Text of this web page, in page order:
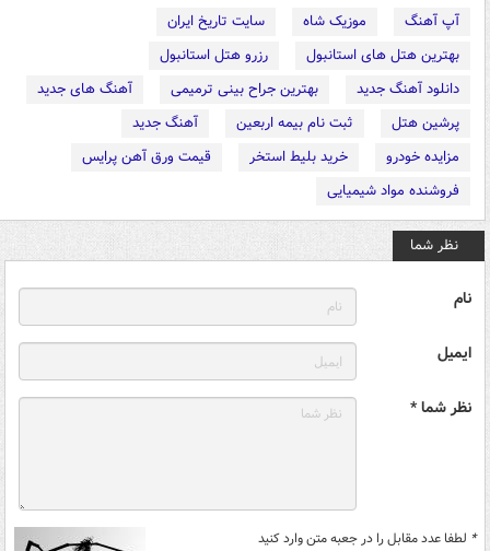
آپ آهنگ موزیک شاه
سایت تاریخ ایران
بهترین هتل های استانبول
رزرو هتل استانبول
دانلود آهنگ جدید
بهترین جراح بینی ترمیمی
آهنگ های جدید
پرشین هتل
ثبت نام بیمه اربعین
آهنگ جدید
مزایده خودرو
خرید بلیط استخر
قیمت ورق آهن پرایس
فروشنده مواد شیمیایی
نظر شما
نام
ایمیل
نظر شما *
* لطفا عدد مقابل را در جعبه متن وارد کنید